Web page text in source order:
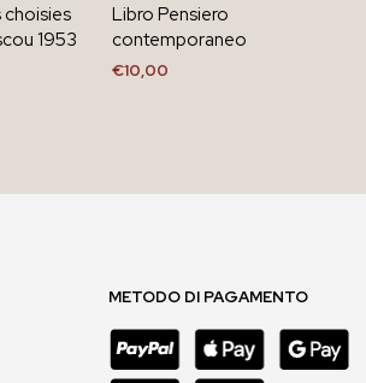
choisies
1953
Libro Pensiero
contemporaneo
€10,00
METODO DI PAGAMENTO